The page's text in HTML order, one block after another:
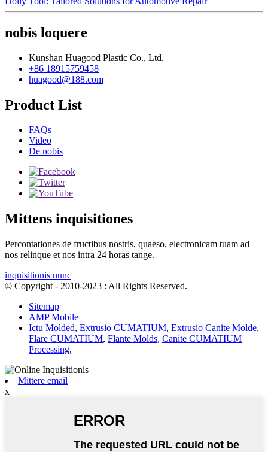
nobis loquere
Kunshan Huagood Plastic Co., Ltd.
+86 18915759458
huagood@188.com
Product List
FAQs
Video
De nobis
Mittens inquisitiones
Percontationes de fructibus nostris, quaeso, electronicam tuam ad
nos relinque et nos intra 24 horas tange.
inquisitionis nunc
© Copyright - 2010-2023 : All Rights Reserved.
Sitemap
AMP Mobile
Ictu Molded, Extrusio CUMATIUM, Extrusio Canite Molde,
Flare CUMATIUM, Flante Molds, Canite CUMATIUM
Processing,
Mittere email
x